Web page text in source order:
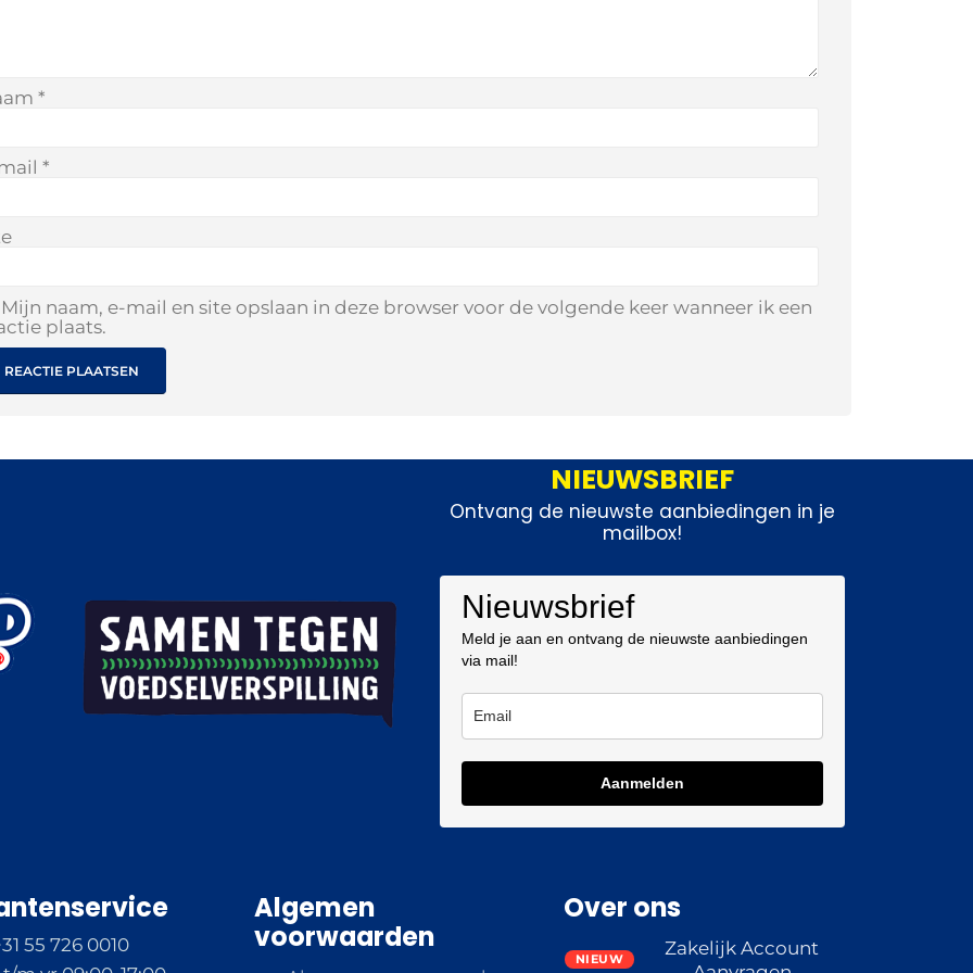
*
*
Mijn naam, e-mail en site opslaan in deze browser voor de volgende keer wanneer ik een
plaats.
NIEUWSBRIEF
Ontvang de nieuwste aanbiedingen in je
mailbox!
Nieuwsbrief
Meld je aan en ontvang de nieuwste aanbiedingen
via mail!
Aanmelden
55 726 0010
Algemen
voorwaarden
Over ons
Zakelijk Account